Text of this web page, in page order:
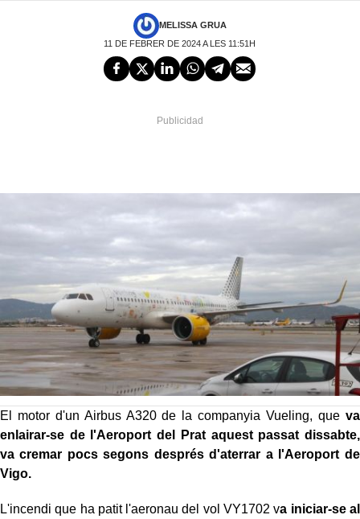
MELISSA GRUA
11 DE FEBRER DE 2024 A LES 11:51H
El motor d'un Airbus A320 de la companyia Vueling, que va
enlairar-se de l'Aeroport del Prat aquest passat dissabte,
va cremar pocs segons després d'aterrar a l'Aeroport de
Vigo.
L'incendi que ha patit l'aeronau del vol VY1702 va iniciar-se al